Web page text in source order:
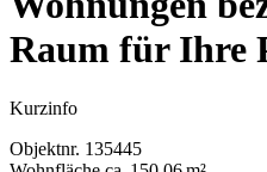
Raum für Ihre
Kurzinfo
Objektnr. 135445